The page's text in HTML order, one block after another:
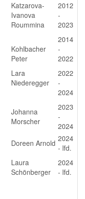
Katzarova-
Ivanova
Roummina
2012
-
2023
Kohlbacher
Peter
Lara
Niederegger
2014
-
2022
2022
-
2024
Johanna
Morscher
2023
-
2024
Doreen Arnold 2024
- lfd.
Laura
Schönberger
2024
- lfd.